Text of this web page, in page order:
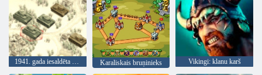
1941. gada iesaldēta priekšpuse Karaliskais bruņinieks Vikingi: klanu karš